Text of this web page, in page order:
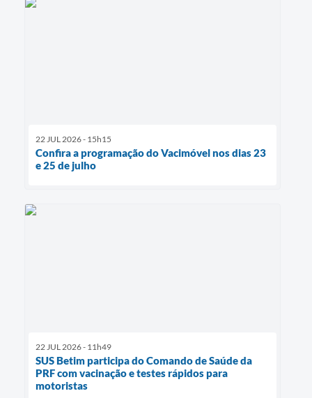
22 JUL 2026 - 15h15
Confira a programação do Vacimóvel nos dias 23
e 25 de julho
22 JUL 2026 - 11h49
SUS Betim participa do Comando de Saúde da
PRF com vacinação e testes rápidos para
motoristas